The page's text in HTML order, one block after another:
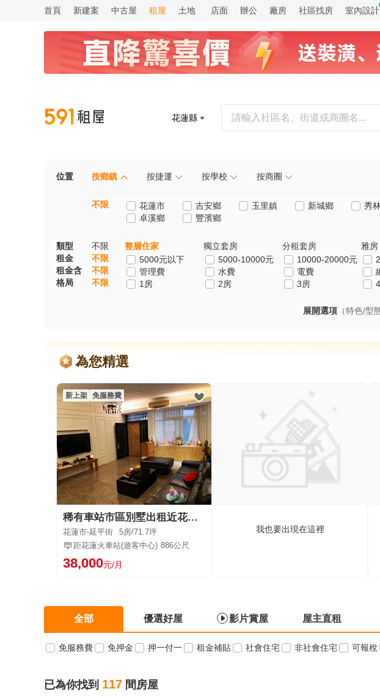
首頁 新建案 中古屋 租屋 土地 店面 辦公 廠房 社區找房 室內設計
花蓮縣
位置 按鄉鎮 按捷運 按學校 按商圈
不限 花蓮市 吉安鄉 玉里鎮 新城鄉 秀
卓溪鄉
豐濱鄉
類型 不限 整層住家 獨立套房 分租套房 雅房
租金
不限 5000元以下 5000-10000元 10000-20000元
租金含
不限 管理費 水費 電費
格局
不限 1房 2房 3房
展開選項 （特色/型
為您精選
新上架 免服務費
稀有車站市區別墅出租近花商花農
花蓮市-延平街 5房/71.7坪
距花蓮火車站(遊客中心) 886公尺
38,000元/月
我也要出現在這裡
全部 優選好屋 影片賞屋 屋主直租
免服務費 免押金 押一付一 租金補貼 社會住宅 非社會住宅 可報稅
已為你找到 117 間房屋